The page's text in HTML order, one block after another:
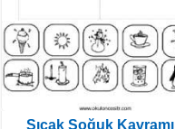
Sıcak Soğuk Kavramı